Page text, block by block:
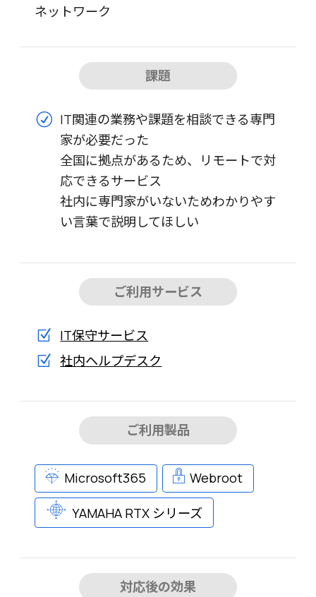
ネットワーク
課題
IT関連の業務や課題を相談できる専門
家が必要だった
全国に拠点があるため、リモートで対
応できるサービス
社内に専門家がいないためわかりやす
い言葉で説明してほしい
ご利用サービス
IT保守サービス
社内ヘルプデスク
ご利用製品
Microsoft365 Webroot
YAMAHA RTX シリーズ
対応後の効果